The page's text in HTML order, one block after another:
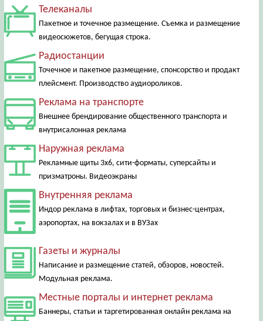
Телеканалы
Пакетное и точечное размещение. Съемка и размещение
видеосюжетов, бегущая строка.
Радиостанции
Точечное и пакетное размещение, спонсорство и продакт
плейсмент. Производство аудиороликов.
Реклама на транспорте
Внешнее брендирование общественного транспорта и
внутрисалонная реклама
Наружная реклама
Рекламные щиты 3х6, сити-форматы, суперсайты и
призматроны. Видеоэкраны
Внутренняя реклама
Индор реклама в лифтах, торговых и бизнес-центрах,
аэропортах, на вокзалах и в ВУЗах
Газеты и журналы
Написание и размещение статей, обзоров, новостей.
Модульная реклама.
Местные порталы и интернет реклама
Баннеры, статьи и таргетированная онлайн реклама на